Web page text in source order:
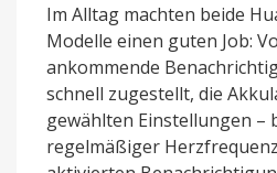
Im Alltag machten beide
Modelle einen guten Job:
ankommende
schnell zugestellt, die
gewählten Einstellungen –
regelmäßiger